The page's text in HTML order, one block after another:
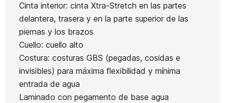
Cinta interior: cinta Xtra-Stretch en las partes
delantera, trasera y en la parte superior de las
piernas y los brazos
Cuello: cuello alto
Costura: costuras GBS (pegadas, cosidas e
invisibles) para máxima flexibilidad y mínima
entrada de agua
Laminado con pegamento de base agua
Ean13 21089320
O'neill
Psycho
One b/z
5.4
Mujer
Sisstrevolution
7 Seas 4/3
Chest Full Vio
Quiksilver Highline CZ 3/2
340,00 € 339,00 € 350,00 € -25%